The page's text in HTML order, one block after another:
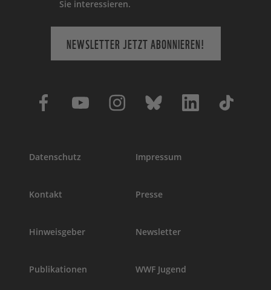
Sie interessieren.
NEWSLETTER JETZT ABONNIEREN!
Datenschutz Impressum
Kontakt Presse
Hinweisgeber Newsletter
Publikationen WWF Jugend